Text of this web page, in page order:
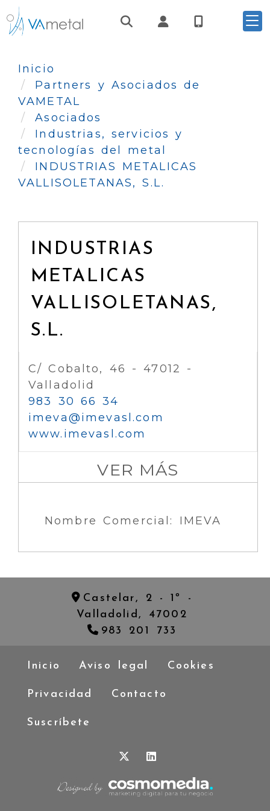
Identifícate
Inicio
Partners y Asociados de
VAMETAL
Asociados
Industrias, servicios y
tecnologías del metal
INDUSTRIAS METALICAS
VALLISOLETANAS, S.L.
INDUSTRIAS
METALICAS
VALLISOLETANAS,
S.L.
C/ Cobalto, 46 - 47012 -
Valladolid
983 30 66 34
imeva
imevasl.com
www.imevasl.com
VER MÁS
Nombre Comercial: IMEVA
Castelar, 2 - 1º -
Valladolid, 47002
983 201 733
Inicio Aviso legal Cookies
Privacidad Contacto
Suscríbete